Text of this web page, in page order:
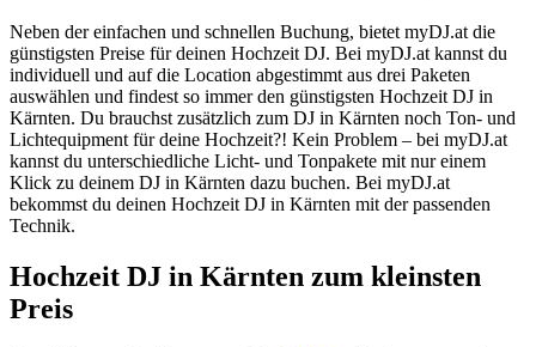
Neben der einfachen und schnellen Buchung, bietet myDJ.at die
günstigsten Preise für deinen Hochzeit DJ. Bei myDJ.at kannst du
individuell und auf die Location abgestimmt aus drei Paketen
auswählen und findest so immer den günstigsten Hochzeit DJ in
Kärnten. Du brauchst zusätzlich zum DJ in Kärnten noch Ton- und
Lichtequipment für deine Hochzeit?! Kein Problem – bei myDJ.at
kannst du unterschiedliche Licht- und Tonpakete mit nur einem
Klick zu deinem DJ in Kärnten dazu buchen. Bei myDJ.at
bekommst du deinen Hochzeit DJ in Kärnten mit der passenden
Technik.
Hochzeit DJ in Kärnten zum kleinsten
Preis